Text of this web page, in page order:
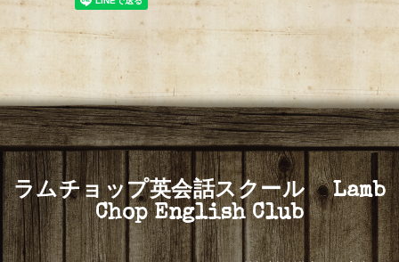
ラムチョップ英会話スクール Lamb
Chop English Club